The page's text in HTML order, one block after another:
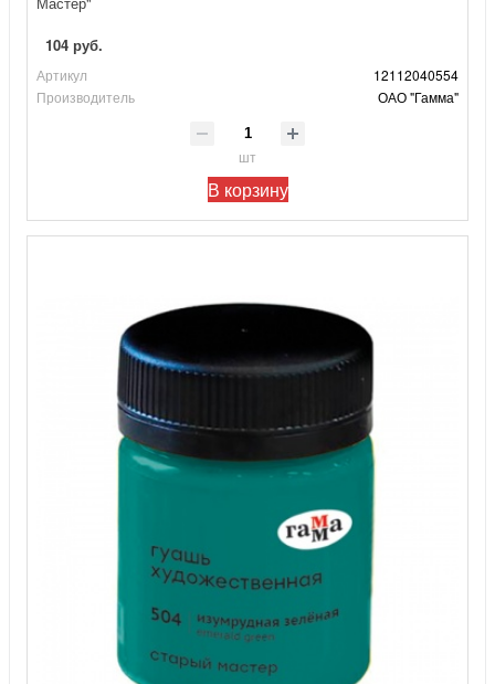
104 руб.
Артикул
12112040554
Производитель
ОАО "Гамма"
шт
В корзину